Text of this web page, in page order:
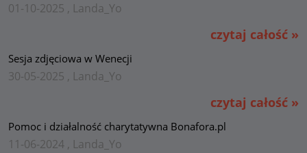
01-10-2025 , Landa_Yo
czytaj całość »
Sesja zdjęciowa w Wenecji
30-05-2025 , Landa_Yo
czytaj całość »
Pomoc i działalność charytatywna Bonafora.pl
11-06-2024 , Landa_Yo